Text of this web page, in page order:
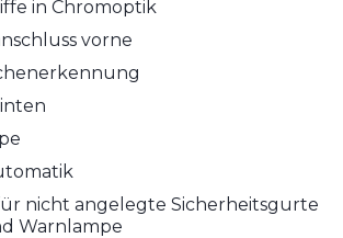
in Chromoptik
vorne
nicht angelegte Sicherheitsgurte
Warnlampe